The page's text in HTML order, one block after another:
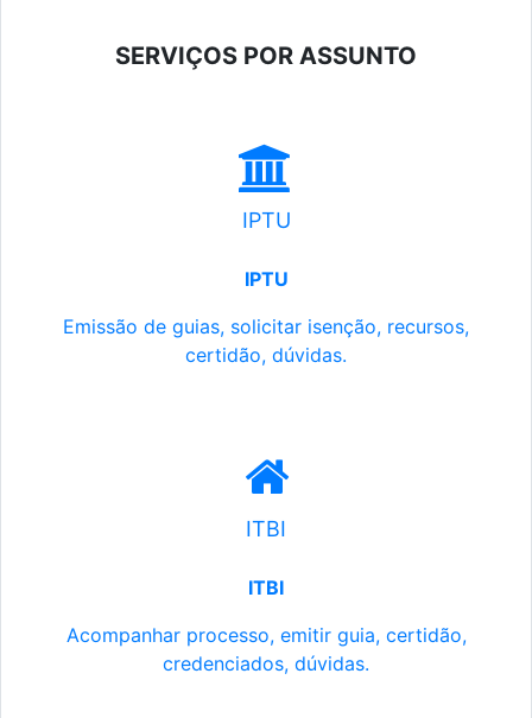
SERVIÇOS POR ASSUNTO
IPTU
IPTU
Emissão de guias, solicitar isenção, recursos,
certidão, dúvidas.
ITBI
ITBI
Acompanhar processo, emitir guia, certidão,
credenciados, dúvidas.